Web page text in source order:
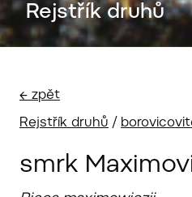
Rejstřík druhů
← zpět
Rejstřík druhů /
smrk